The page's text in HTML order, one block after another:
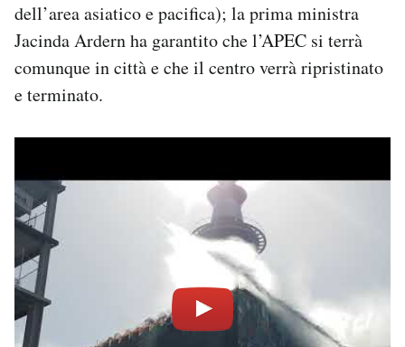
dell’area asiatico e pacifica); la prima ministra
Jacinda Ardern ha garantito che l’APEC si terrà
comunque in città e che il centro verrà ripristinato
e terminato.